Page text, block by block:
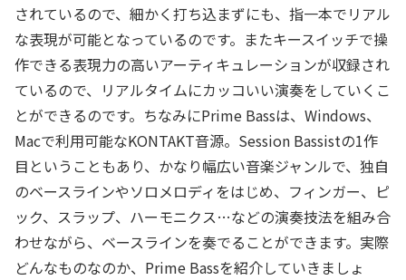
されているので、細かく打ち込まずにも、指一本でリアル
な表現が可能となっているのです。またキースイッチで操
作できる表現力の高いアーティキュレーションが収録され
ているので、リアルタイムにカッコいい演奏をしていくこ
とができるのです。ちなみにPrime Bassは、Windows、
Macで利用可能なKONTAKT音源。Session Bassistの1作
目ということもあり、かなり幅広い音楽ジャンルで、独自
のベースラインやソロメロディをはじめ、フィンガー、ピ
ック、スラップ、ハーモニクス…などの演奏技法を組み合
わせながら、ベースラインを奏でることができます。実際
どんなものなのか、Prime Bassを紹介していきましょ